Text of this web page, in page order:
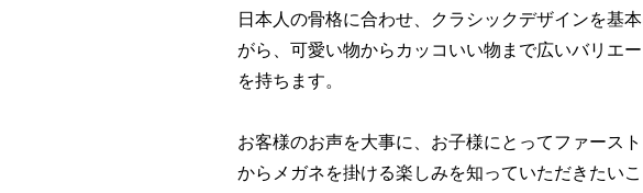
日本人の骨格に合わせ、クラシックデザインを基
がら、可愛い物からカッコいい物まで広いバリエ
を持ちます。
お客様のお声を大事に、お子様にとってファース
からメガネを掛ける楽しみを知っていただきたいこ